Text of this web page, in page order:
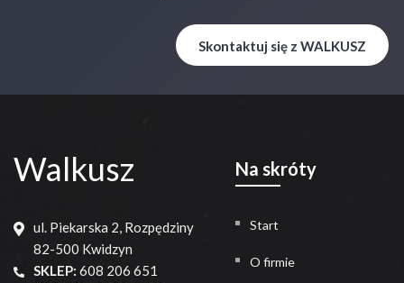
Skontaktuj się z WALKUSZ
Walkusz
ul. Piekarska 2, Rozpędziny
82-500 Kwidzyn
SKLEP: 608 206 651
Na skróty
Start
O firmie